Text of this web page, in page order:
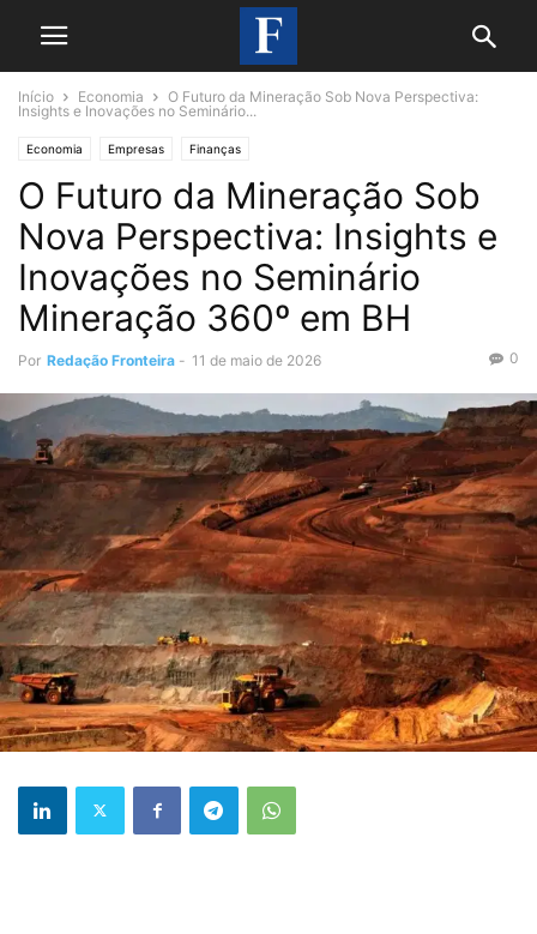
Início Economia
O Futuro da Mineração Sob Nova Perspectiva:
Insights e Inovações no Seminário...
Economia Empresas Finanças
O Futuro da Mineração Sob
Nova Perspectiva: Insights e
Inovações no Seminário
Mineração 360º em BH
Por Redação Fronteira - 11 de maio de 2026 0